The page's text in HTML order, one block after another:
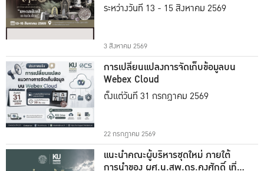
ระหว่างวันที่ 13 - 15 สิงหาคม 2569
3 สิงหาคม 2569
การเปลี่ยนแปลงการจัดเก็บข้อมูลบน
Webex Cloud
ตั้งแต่วันที่ 31 กรกฎาคม 2569
22 กรกฎาคม 2569
แนะนำคณะผู้บริหารชุดใหม่ ภายใต้
การนำของ ผศ.น.สพ.ดร.คงศักดิ์ เที่ยง